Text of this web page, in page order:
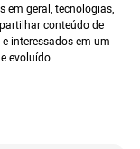
em geral, tecnologias,
conteúdo de
interessados em um
evoluído.